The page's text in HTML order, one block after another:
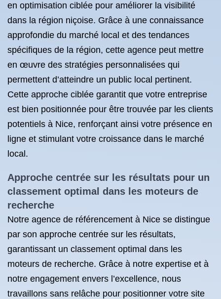
en optimisation ciblée pour améliorer la visibilité
dans la région niçoise. Grâce à une connaissance
approfondie du marché local et des tendances
spécifiques de la région, cette agence peut mettre
en œuvre des stratégies personnalisées qui
permettent d’atteindre un public local pertinent.
Cette approche ciblée garantit que votre entreprise
est bien positionnée pour être trouvée par les clients
potentiels à Nice, renforçant ainsi votre présence en
ligne et stimulant votre croissance dans le marché
local.
Approche centrée sur les résultats pour un
classement optimal dans les moteurs de
recherche
Notre agence de référencement à Nice se distingue
par son approche centrée sur les résultats,
garantissant un classement optimal dans les
moteurs de recherche. Grâce à notre expertise et à
notre engagement envers l’excellence, nous
travaillons sans relâche pour positionner votre site